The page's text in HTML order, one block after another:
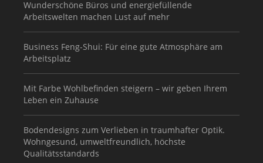
Wunderschöne Büros und energiefüllende
Arbeitswelten machen Lust auf mehr
Business Feng-Shui: Für eine gute Atmosphäre am
Arbeitsplatz
Mit Farbe Wohlbefinden steigern – wir geben Ihrem
Leben ein Zuhause
Bodendesigns zum Verlieben in traumhafter Optik.
Wohngesund, umweltfreundlich, höchste
Qualitätsstandards